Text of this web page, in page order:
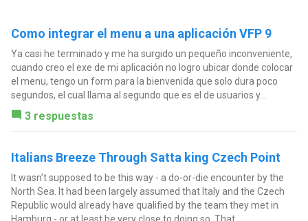
Como integrar el menu a una aplicación VFP 9
Ya casi he terminado y me ha surgido un pequeño inconveniente,
cuando creo el exe de mi aplicación no logro ubicar donde colocar
el menu, tengo un form para la bienvenida que solo dura poco
segundos, el cual llama al segundo que es el de usuarios y...
3 respuestas
Italians Breeze Through Satta king Czech Point
It wasn’t supposed to be this way - a do-or-die encounter by the
North Sea. It had been largely assumed that Italy and the Czech
Republic would already have qualified by the team they met in